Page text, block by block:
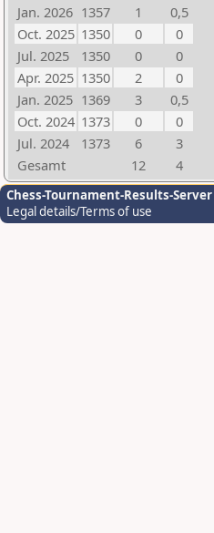
Jan. 2026 1357 1
0,5
Oct. 2025 1350 0
0
Jul. 2025
1350 0
0
Apr. 2025 1350 2
0
Jan. 2025 1369 3
0,5
Oct. 2024 1373 0
0
Jul. 2024
1373 6
3
Gesamt
12 4
Chess-Tournament-Results-Server
Legal details/Terms of use